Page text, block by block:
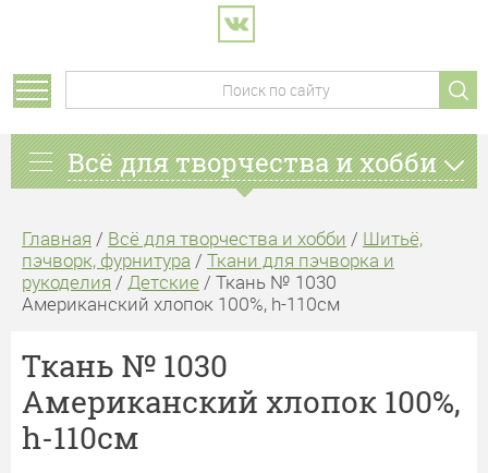
Всё для творчества и хобби
Главная / Всё для творчества и хобби / Шитьё,
пэчворк, фурнитура / Ткани для пэчворка и
рукоделия / Детские / Ткань № 1030
Американский хлопок 100%, h-110см
Ткань № 1030
Американский хлопок 100%,
h-110см